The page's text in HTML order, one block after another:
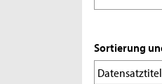
Sortierung